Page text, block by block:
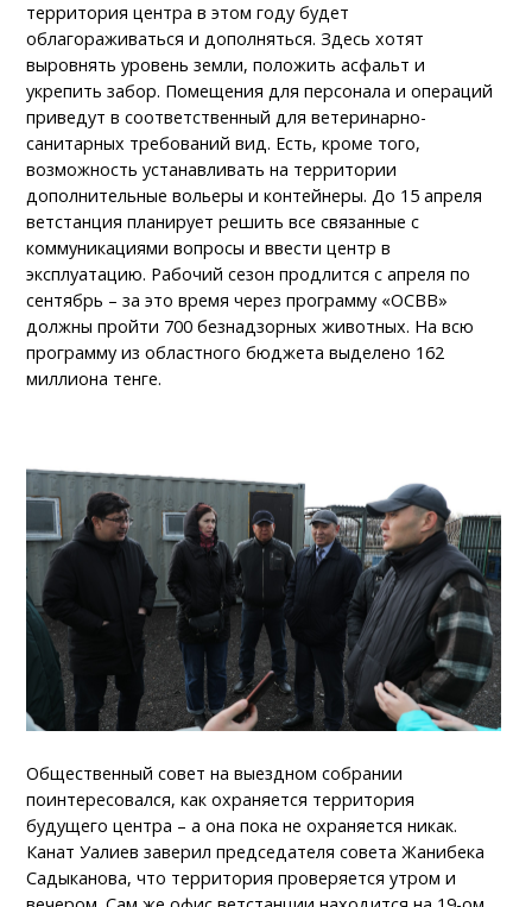
территория центра в этом году будет
облагораживаться и дополняться. Здесь хотят
выровнять уровень земли, положить асфальт и
укрепить забор. Помещения для персонала и операций
приведут в соответственный для ветеринарно-
санитарных требований вид. Есть, кроме того,
возможность устанавливать на территории
дополнительные вольеры и контейнеры. До 15 апреля
ветстанция планирует решить все связанные с
коммуникациями вопросы и ввести центр в
эксплуатацию. Рабочий сезон продлится с апреля по
сентябрь – за это время через программу «ОСВВ»
должны пройти 700 безнадзорных животных. На всю
программу из областного бюджета выделено 162
миллиона тенге.
Общественный совет на выездном собрании
поинтересовался, как охраняется территория
будущего центра – а она пока не охраняется никак.
Канат Уалиев заверил председателя совета Жанибека
Садыканова, что территория проверяется утром и